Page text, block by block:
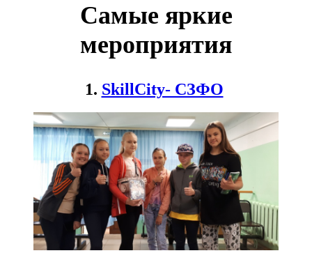
Самые яркие
мероприятия
1. SkillCity- СЗФО